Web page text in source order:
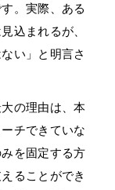
。実際、ある
込まれるが、
い」と明言さ
の理由は、本
チできていな
を固定する方
ることができ